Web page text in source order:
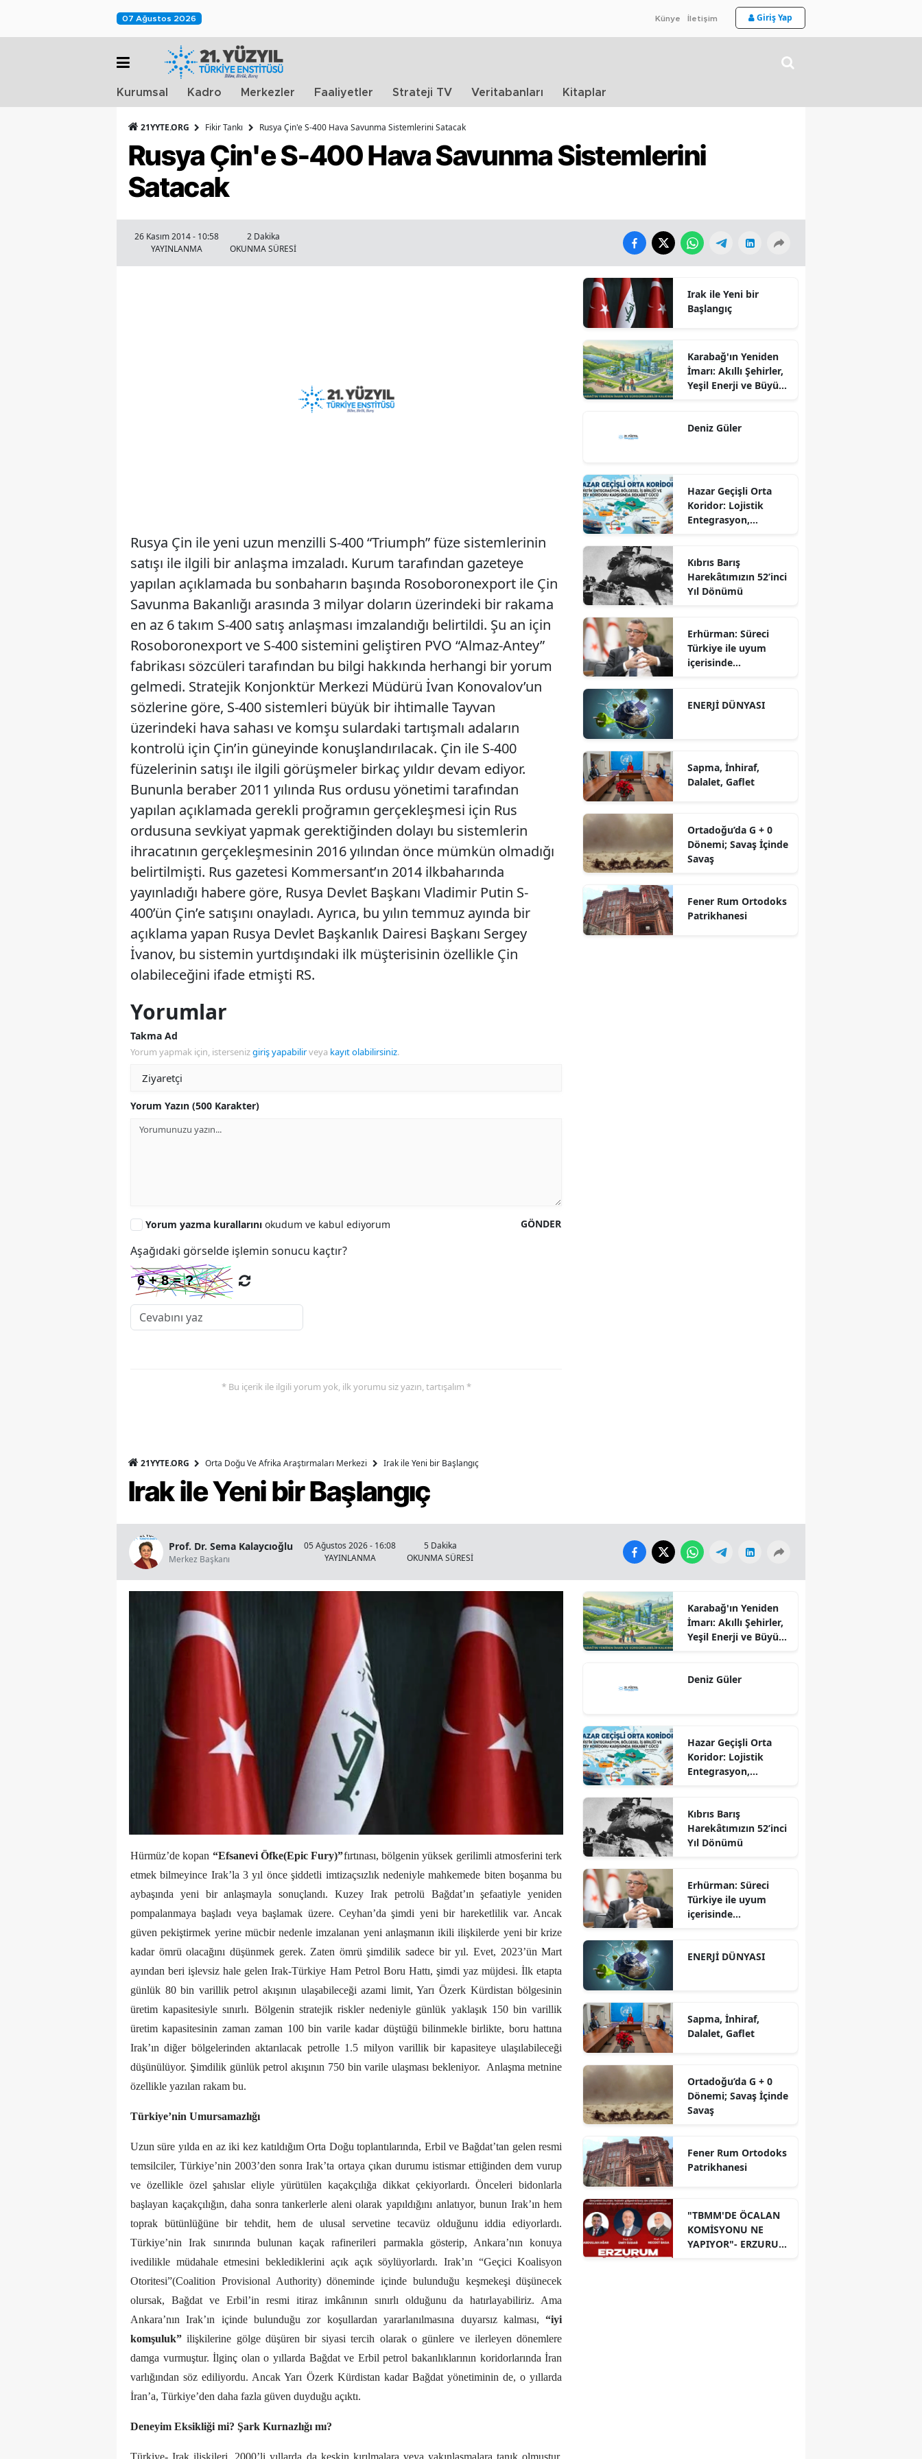
07 Ağustos 2026 Künye İletişim Giriş Yap
Kurumsal Kadro Merkezler Faaliyetler Strateji TV Veritabanları Kitaplar
21YYTE.ORG Fikir Tankı Rusya Çin'e S-400 Hava Savunma Sistemlerini Satacak
Rusya Çin'e S-400 Hava Savunma Sistemlerini
Satacak
26 Kasım 2014 - 10:58
YAYINLANMA
2 Dakika
OKUNMA SÜRESİ
Rusya Çin ile yeni uzun menzilli S-400 “Triumph” füze sistemlerinin
satışı ile ilgili bir anlaşma imzaladı. Kurum tarafından gazeteye
yapılan açıklamada bu sonbaharın başında Rosoboronexport ile Çin
Savunma Bakanlığı arasında 3 milyar doların üzerindeki bir rakama
en az 6 takım S-400 satış anlaşması imzalandığı belirtildi. Şu an için
Rosoboronexport ve S-400 sistemini geliştiren PVO “Almaz-Antey”
fabrikası sözcüleri tarafından bu bilgi hakkında herhangi bir yorum
gelmedi. Stratejik Konjonktür Merkezi Müdürü İvan Konovalov’un
sözlerine göre, S-400 sistemleri büyük bir ihtimalle Tayvan
üzerindeki hava sahası ve komşu sulardaki tartışmalı adaların
kontrolü için Çin’in güneyinde konuşlandırılacak. Çin ile S-400
füzelerinin satışı ile ilgili görüşmeler birkaç yıldır devam ediyor.
Bununla beraber 2011 yılında Rus ordusu yönetimi tarafından
yapılan açıklamada gerekli proğramın gerçekleşmesi için Rus
ordusuna sevkiyat yapmak gerektiğinden dolayı bu sistemlerin
ihracatının gerçekleşmesinin 2016 yılından önce mümkün olmadığı
belirtilmişti. Rus gazetesi Kommersant’ın 2014 ilkbaharında
yayınladığı habere göre, Rusya Devlet Başkanı Vladimir Putin S-
400’ün Çin’e satışını onayladı. Ayrıca, bu yılın temmuz ayında bir
açıklama yapan Rusya Devlet Başkanlık Dairesi Başkanı Sergey
İvanov, bu sistemin yurtdışındaki ilk müşterisinin özellikle Çin
olabileceğini ifade etmişti RS.
Yorumlar
Takma Ad
Yorum yapmak için, istersenizgiriş yapabilirveya kayıt olabilirsiniz.
Yorum Yazın (500 Karakter)
GÖNDER
Yorum yazma kurallarını okudum ve kabul ediyorum
Aşağıdaki görselde işlemin sonucu kaçtır?
* Bu içerik ile ilgili yorum yok, ilk yorumu siz yazın, tartışalım *
Irak ile Yeni bir
Başlangıç
Karabağ'ın Yeniden
İmarı: Akıllı Şehirler,
Yeşil Enerji ve Büyük
Sürdürülebilir
Deniz Güler
Hazar Geçişli Orta
Koridor: Lojistik
Entegrasyon,
Karşısında Rekabet
Gücü
Kıbrıs Barış
Harekâtımızın 52’inci
Yıl Dönümü
Erhürman: Süreci
Türkiye ile uyum
içerisinde
ENERJİ DÜNYASI
Sapma, İnhiraf,
Dalalet, Gaflet
Ortadoğu’da G + 0
Dönemi; Savaş İçinde
Savaş
Fener Rum Ortodoks
Patrikhanesi
21YYTE.ORG Orta Doğu Ve Afrika Araştırmaları Merkezi Irak ile Yeni bir Başlangıç
Irak ile Yeni bir Başlangıç
Prof. Dr. Sema Kalaycıoğlu
Merkez Başkanı
05 Ağustos 2026 - 16:08
YAYINLANMA
5 Dakika
OKUNMA SÜRESİ
Hürmüz’de kopan “Efsanevi Öfke(Epic Fury)”fırtınası, bölgenin yüksek gerilimli atmosferini terk
etmek bilmeyince Irak’la 3 yıl önce şiddetli imtizaçsızlık nedeniyle mahkemede biten boşanma bu
aybaşında yeni bir anlaşmayla sonuçlandı. Kuzey Irak petrolü Bağdat’ın şefaatiyle yeniden
pompalanmaya başladı veya başlamak üzere. Ceyhan’da şimdi yeni bir hareketlilik var. Ancak
güven pekiştirmek yerine mücbir nedenle imzalanan yeni anlaşmanın ikili ilişkilerde yeni bir krize
kadar ömrü olacağını düşünmek gerek. Zaten ömrü şimdilik sadece bir yıl. Evet, 2023’ün Mart
ayından beri işlevsiz hale gelen Irak-Türkiye Ham Petrol Boru Hattı, şimdi yaz müjdesi. İlk etapta
günlük 80 bin varillik petrol akışının ulaşabileceği azami limit, Yarı Özerk Kürdistan bölgesinin
üretim kapasitesiyle sınırlı. Bölgenin stratejik riskler nedeniyle günlük yaklaşık 150 bin varillik
üretim kapasitesinin zaman zaman 100 bin varile kadar düştüğü bilinmekle birlikte, boru hattına
Irak’ın diğer bölgelerinden aktarılacak petrolle 1.5 milyon varillik bir kapasiteye ulaşılabileceği
düşünülüyor. Şimdilik günlük petrol akışının 750 bin varile ulaşması bekleniyor. Anlaşma metnine
özellikle yazılan rakam bu.
Türkiye’nin Umursamazlığı
Uzun süre yılda en az iki kez katıldığım Orta Doğu toplantılarında, Erbil ve Bağdat’tan gelen resmi
temsilciler, Türkiye’nin 2003’den sonra Irak’ta ortaya çıkan durumu istismar ettiğinden dem vurup
ve özellikle özel şahıslar eliyle yürütülen kaçakçılığa dikkat çekiyorlardı. Önceleri bidonlarla
başlayan kaçakçılığın, daha sonra tankerlerle aleni olarak yapıldığını anlatıyor, bunun Irak’ın hem
toprak bütünlüğüne bir tehdit, hem de ulusal servetine tecavüz olduğunu iddia ediyorlardı.
Türkiye’nin Irak sınırında bulunan kaçak rafinerileri parmakla gösterip, Ankara’nın konuya
ivedilikle müdahale etmesini beklediklerini açık açık söylüyorlardı. Irak’ın “Geçici Koalisyon
Otoritesi”(Coalition Provisional Authority) döneminde içinde bulunduğu keşmekeşi düşünecek
olursak, Bağdat ve Erbil’in resmi itiraz imkânının sınırlı olduğunu da hatırlayabiliriz. Ama
Ankara’nın Irak’ın içinde bulunduğu zor koşullardan yararlanılmasına duyarsız kalması,“iyi
komşuluk” ilişkilerine gölge düşüren bir siyasi tercih olarak o günlere ve ilerleyen dönemlere
damga vurmuştur. İlginç olan o yıllarda Bağdat ve Erbil petrol bakanlıklarının koridorlarında İran
varlığından söz ediliyordu. Ancak Yarı Özerk Kürdistan kadar Bağdat yönetiminin de, o yıllarda
İran’a, Türkiye’den daha fazla güven duyduğu açıktı.
Deneyim Eksikliği mi? Şark Kurnazlığı mı?
Karabağ'ın Yeniden
İmarı: Akıllı Şehirler,
Yeşil Enerji ve Büyük
Sürdürülebilir
Deniz Güler
Hazar Geçişli Orta
Koridor: Lojistik
Entegrasyon,
Karşısında Rekabet
Gücü
Kıbrıs Barış
Harekâtımızın 52’inci
Yıl Dönümü
Erhürman: Süreci
Türkiye ile uyum
içerisinde
ENERJİ DÜNYASI
Sapma, İnhiraf,
Dalalet, Gaflet
Ortadoğu’da G + 0
Dönemi; Savaş İçinde
Savaş
Fener Rum Ortodoks
Patrikhanesi
"TBMM'DE ÖCALAN
KOMİSYONU NE
YAPIYOR"- ERZURUM